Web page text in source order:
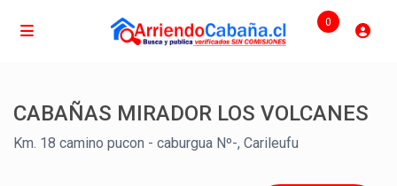
0
CABAÑAS MIRADOR LOS VOLCANES
Km. 18 camino pucon - caburgua Nº-, Carileufu